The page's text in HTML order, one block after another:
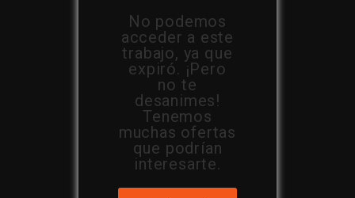
No podemos
acceder a este
trabajo, ya que
expiró. ¡Pero
no te
desanimes!
Tenemos
muchas ofertas
que podrían
interesarte.